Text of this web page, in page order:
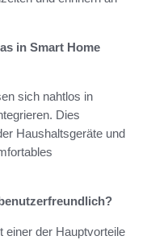
in Smart Home
sich nahtlos in
Dies
Haushaltsgeräte und
einer der Hauptvorteile